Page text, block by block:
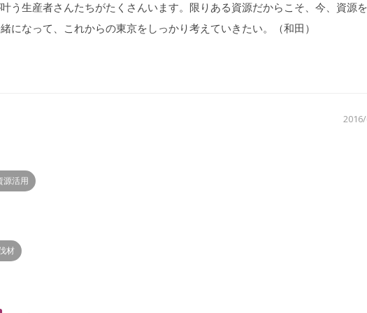
う生産者さんたちがたくさんいます。限りある資源だからこそ、今、資源
になって、これからの東京をしっかり考えていきたい。（和田）
源活用
材